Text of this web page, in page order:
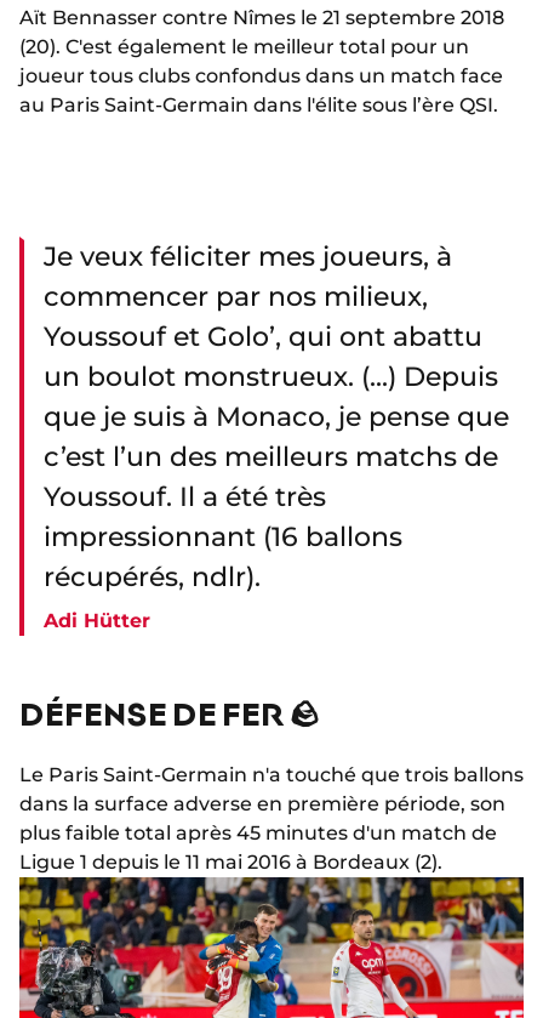
Aït Bennasser contre Nîmes le 21 septembre 2018
(20). C'est également le meilleur total pour un
joueur tous clubs confondus dans un match face
au Paris Saint-Germain dans l'élite sous l’ère QSI.
Je veux féliciter mes joueurs, à
commencer par nos milieux,
Youssouf et Golo’, qui ont abattu
un boulot monstrueux. (...) Depuis
que je suis à Monaco, je pense que
c’est l’un des meilleurs matchs de
Youssouf. Il a été très
impressionnant (16 ballons
récupérés, ndlr).
Adi Hütter
DÉFENSE DE FER 🪨
Le Paris Saint-Germain n'a touché que trois ballons
dans la surface adverse en première période, son
plus faible total après 45 minutes d'un match de
Ligue 1 depuis le 11 mai 2016 à Bordeaux (2).